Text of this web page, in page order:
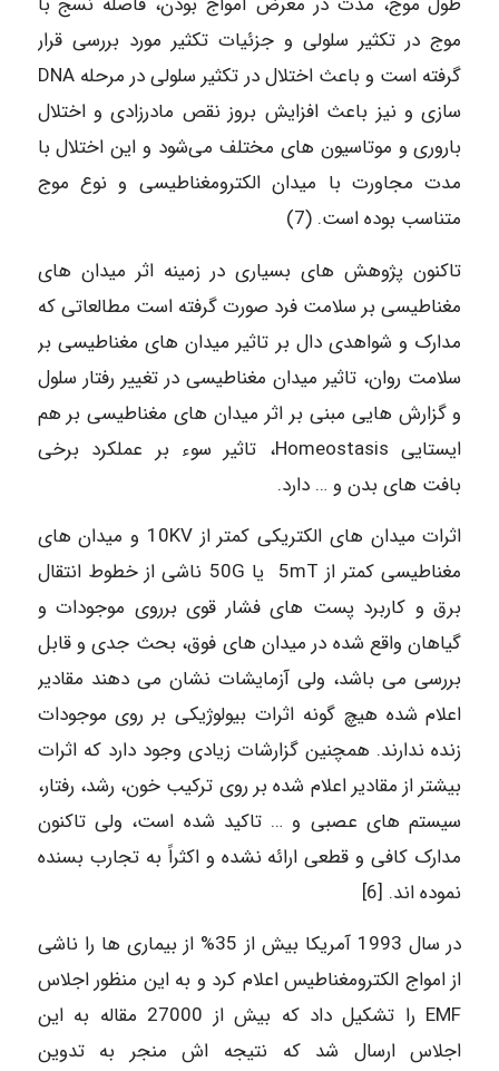
موج در تکثیر سلولی و جزئیات تکثیر مورد بررسی قرار
گرفته است و باعث اختلال در تکثیر سلولی در مرحله DNA
سازی و نیز باعث افزایش بروز نقص مادرزادی و اختلال
باروری و موتاسیون های مختلف می‌شود و این اختلال با
مدت مجاورت با میدان الکترومغناطیسی و نوع موج
متناسب بوده است. (7)
تاکنون پژوهش های بسیاری در زمینه اثر میدان های
مغناطیسی بر سلامت فرد صورت گرفته است مطالعاتی که
مدارک و شواهدی دال بر تاثیر میدان های مغناطیسی بر
سلامت روان، تاثیر میدان مغناطیسی در تغییر رفتار سلول
و گزارش هایی مبنی بر اثر میدان های مغناطیسی بر هم
ایستایی Homeostasis، تاثیر سوء بر عملکرد برخی
بافت های بدن و … دارد.
اثرات میدان های الکتریکی کمتر از 10KV و میدان های
مغناطیسی کمتر از 5mT یا 50G ناشی از خطوط انتقال
برق و کاربرد پست های فشار قوی برروی موجودات و
گیاهان واقع شده در میدان های فوق، بحث جدی و قابل
بررسی می باشد، ولی آزمایشات نشان می دهند مقادیر
اعلام شده هیچ گونه اثرات بیولوژیکی بر روی موجودات
زنده ندارند. همچنین گزارشات زیادی وجود دارد که اثرات
بیشتر از مقادیر اعلام شده بر روی ترکیب خون، رشد، رفتار،
سیستم های عصبی و … تاکید شده است، ولی تاکنون
مدارک کافی و قطعی ارائه نشده و اکثراً به تجارب بسنده
نموده اند. [6]
در سال 1993 آمریکا بیش از 35% از بیماری ها را ناشی
از امواج الکترومغناطیس اعلام کرد و به این منظور اجلاس
EMF را تشکیل داد که بیش از 27000 مقاله به این
اجلاس ارسال شد که نتیجه اش منجر به تدوین